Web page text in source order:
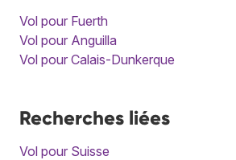
Vol pour Fuerth
Vol pour Anguilla
Vol pour Calais-Dunkerque
Recherches liées
Vol pour Suisse